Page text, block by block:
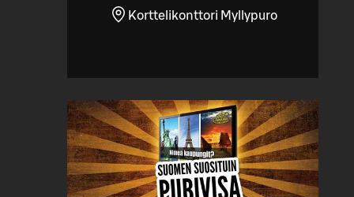
Korttelikonttori Myllypuro